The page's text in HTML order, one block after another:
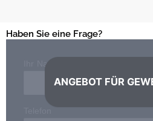
Haben Sie eine Frage?
ANGEBOT FÜR
Ihr Name*